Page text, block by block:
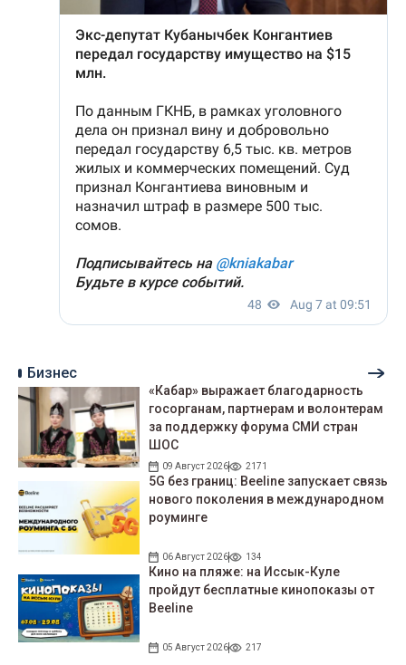
Бизнес
«Кабар» выражает благодарность
госорганам, партнерам и волонтерам
за поддержку форума СМИ стран
ШОС
09 Август 2026 2171
5G без границ: Beeline запускает связь
нового поколения в международном
роуминге
06 Август 2026 134
Кино на пляже: на Иссык-Куле
пройдут беcплатные кинопоказы от
Beeline
05 Август 2026 217